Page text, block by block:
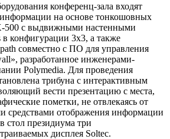
конференц-зала входят
на основе тонкошовных
500 с выдвижными настенными
в конфигурации 3х3, а также
совместно с ПО для управления
разработанное инженерами-
Polymedia. Для проведения
трибуна с интерактивным
вести презентацию с места,
пометки, не отвлекаясь от
средствами отображения информации
стол президиума три
дисплея Soltec.